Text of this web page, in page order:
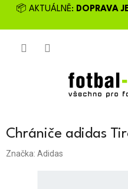
Přejít📦 AKTUÁLNĚ: DOPRAVA
Chrániče adidas
Značka: Adidas